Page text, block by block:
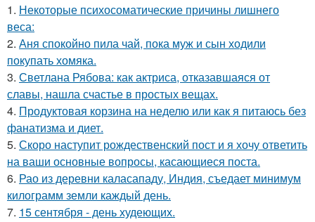
1. Некоторые психосоматические причины лишнего
веса:
2. Аня спокойно пила чай, пока муж и сын ходили
покупать хомяка.
3. Светлана Рябова: как актриса, отказавшаяся от
славы, нашла счастье в простых вещах.
4. Продуктовая корзина на неделю или как я питаюсь без
фанатизма и диет.
5. Скоро наступит рождественский пост и я хочу ответить
на ваши основные вопросы, касающиеся поста.
6. Рао из деревни каласападу, Индия, съедает минимум
килограмм земли каждый день.
7. 15 сентября - день худеющих.